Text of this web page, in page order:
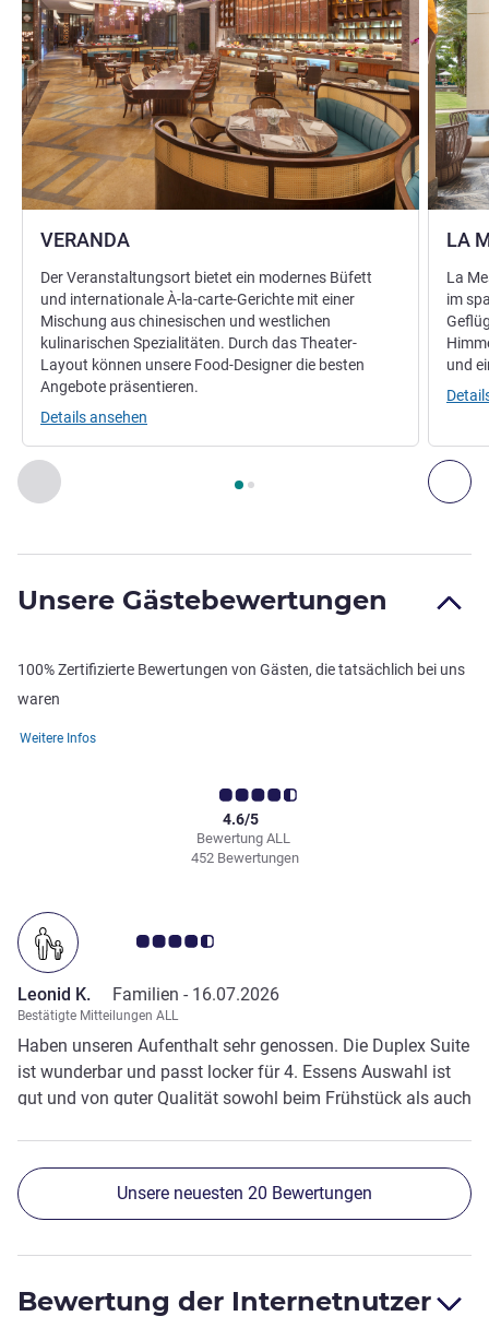
Zurück - Restaurant
Seite1 , Restaurant 1 : VERANDA , Restaurant 2 : LA
VERANDA
Der Veranstaltungsort bietet ein modernes Büfett
und internationale À-la-carte-Gerichte mit einer
Mischung aus chinesischen und westlichen
kulinarischen Spezialitäten. Durch das Theater-
Layout können unsere Food-Designer die besten
Angebote präsentieren.
Details ansehen
LA
La
im
und
Unsere Gästebewertungen
100% Zertifizierte Bewertungen von Gästen, die tatsächlich bei uns
waren
Weitere Infos
Bewertung ALL
4.6/5
452 Bewertungen
Note Kundenmeinungen 4.5/5
Leonid K. Familien - 16.07.2026
Bestätigte Mitteilungen ALL
Haben unseren Aufenthalt sehr genossen. Die Duplex Suite
ist wunderbar und passt locker für 4. Essens Auswahl ist
gut und von guter Qualität sowohl beim Frühstück als auch
Unsere neuesten 20 Bewertungen
Bewertung der Internetnutzer